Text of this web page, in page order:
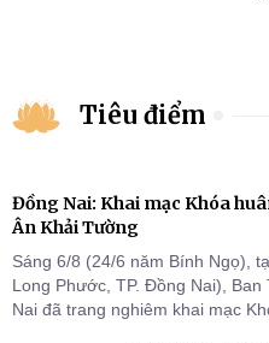
Tiêu điểm
Đồng Nai: Khai mạc Khóa
Ân Khải Tường
Sáng 6/8 (24/6 năm Bính Ngọ),
Long Phước, TP. Đồng Nai),
Nai đã trang nghiêm khai mạc